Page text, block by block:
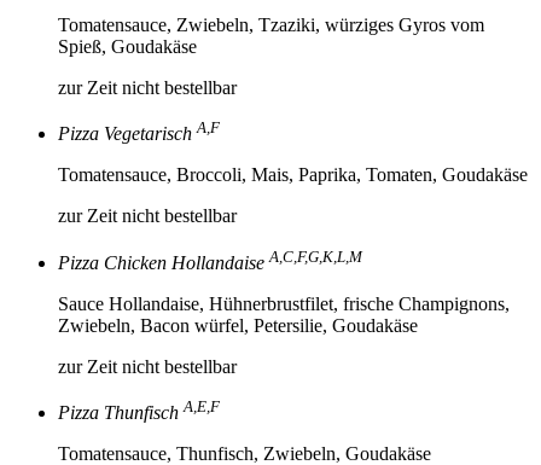
Tomatensauce, Zwiebeln, Tzaziki, würziges Gyros vom
Spieß, Goudakäse
zur Zeit nicht bestellbar
Pizza VegetarischA,F
Tomatensauce, Broccoli, Mais, Paprika, Tomaten, Goudakäse
zur Zeit nicht bestellbar
Pizza Chicken HollandaiseA,C,F,G,K,L,M
Sauce Hollandaise, Hühnerbrustfilet, frische Champignons,
Zwiebeln, Bacon würfel, Petersilie, Goudakäse
zur Zeit nicht bestellbar
Pizza ThunfischA,E,F
Tomatensauce, Thunfisch, Zwiebeln, Goudakäse